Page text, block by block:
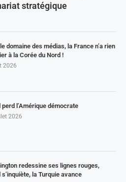
stratégique
domaine des médias, la France n’a rien
à la Corée du Nord !
2026
perd l’Amérique démocrate
2026
redessine ses lignes rouges,
s’inquiète, la Turquie avance